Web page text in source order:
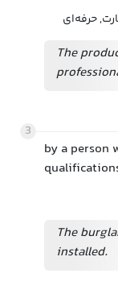
حرفه‌ای
The
3
by a person
The
installed.